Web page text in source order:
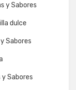
y Sabores
dulce
Sabores
y Sabores